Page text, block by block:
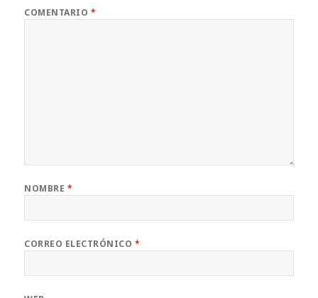
COMENTARIO *
NOMBRE *
CORREO ELECTRÓNICO *